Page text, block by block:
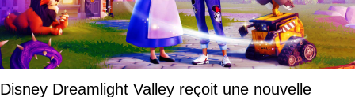
Disney Dreamlight Valley reçoit une nouvelle